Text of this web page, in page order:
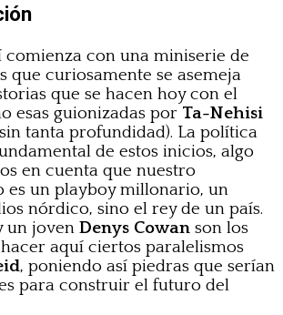
comienza con una miniserie de
que curiosamente se asemeja
que se hacen hoy con el
esas guionizadas por Ta-Nehisi
tanta profundidad). La política
de estos inicios, algo
en cuenta que nuestro
es un playboy millonario, un
nórdico, sino el rey de un país.
un joven Denys Cowan son los
aquí ciertos paralelismos
, poniendo así piedras que serían
para construir el futuro del